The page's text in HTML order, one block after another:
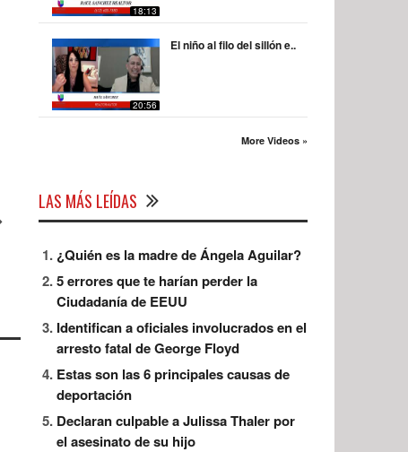
18:13
20:56
El niño al filo del sillón e..
More Videos »
LAS MÁS LEÍDAS
¿Quién es la madre de Ángela Aguilar?
5 errores que te harían perder la
Ciudadanía de EEUU
Identifican a oficiales involucrados en el
arresto fatal de George Floyd
Estas son las 6 principales causas de
deportación
Declaran culpable a Julissa Thaler por
el asesinato de su hijo